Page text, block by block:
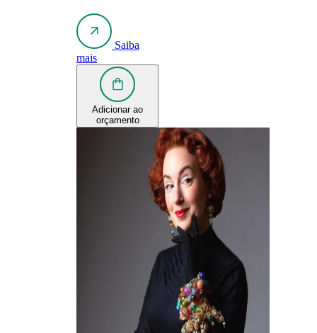
Saiba
mais
Adicionar ao
orçamento